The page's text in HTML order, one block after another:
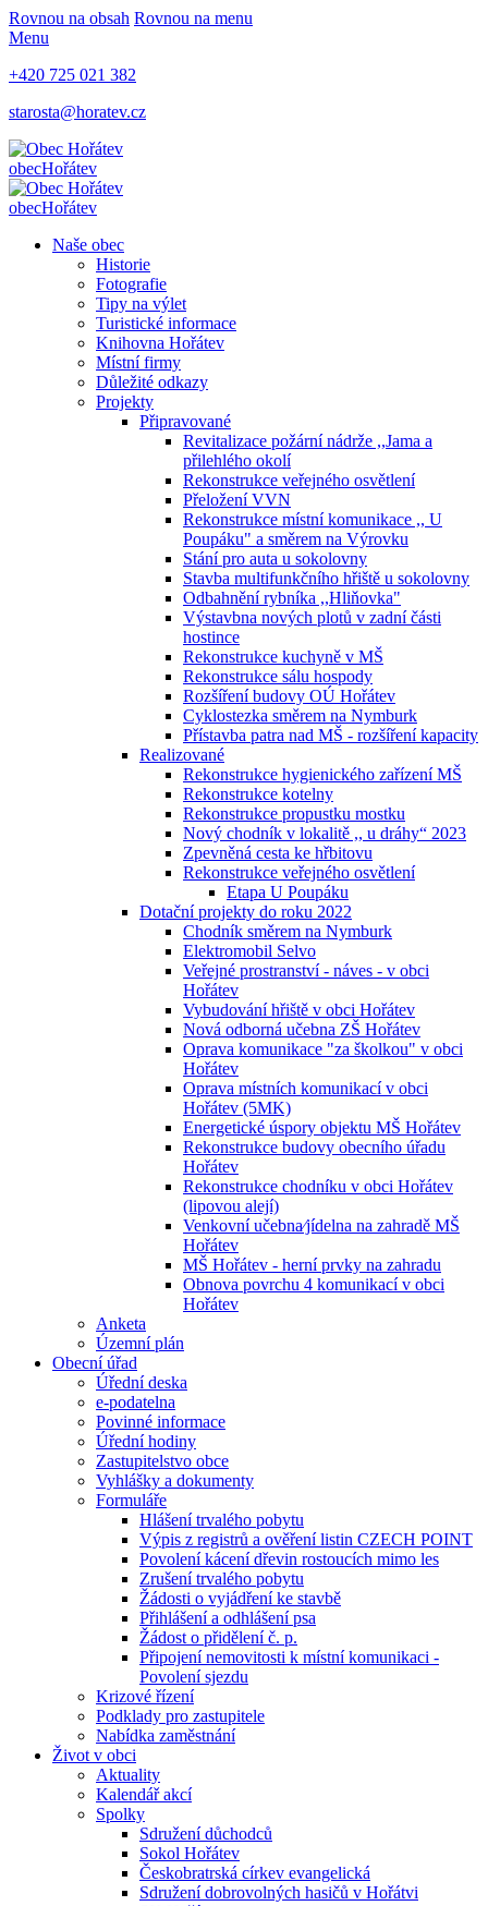
Rovnou na obsah Rovnou na menu
Menu
+420 725 021 382
starosta@horatev.cz
obecHořátev
obecHořátev
Naše obec
Historie
Fotografie
Tipy na výlet
Turistické informace
Knihovna Hořátev
Místní firmy
Důležité odkazy
Projekty
Připravované
Revitalizace požární nádrže ,,Jama a
přilehlého okolí
Rekonstrukce veřejného osvětlení
Přeložení VVN
Rekonstrukce místní komunikace ,, U
Poupáku" a směrem na Výrovku
Stání pro auta u sokolovny
Stavba multifunkčního hřiště u sokolovny
Odbahnění rybníka ,,Hliňovka"
Výstavbna nových plotů v zadní části
hostince
Rekonstrukce kuchyně v MŠ
Rekonstrukce sálu hospody
Rozšíření budovy OÚ Hořátev
Cyklostezka směrem na Nymburk
Přístavba patra nad MŠ - rozšíření kapacity
Realizované
Rekonstrukce hygienického zařízení MŠ
Rekonstrukce kotelny
Rekonstrukce propustku mostku
Nový chodník v lokalitě ,, u dráhy“ 2023
Zpevněná cesta ke hřbitovu
Rekonstrukce veřejného osvětlení
Etapa U Poupáku
Dotační projekty do roku 2022
Chodník směrem na Nymburk
Elektromobil Selvo
Veřejné prostranství - náves - v obci
Hořátev
Vybudování hřiště v obci Hořátev
Nová odborná učebna ZŠ Hořátev
Oprava komunikace "za školkou" v obci
Hořátev
Oprava místních komunikací v obci
Hořátev (5MK)
Energetické úspory objektu MŠ Hořátev
Rekonstrukce budovy obecního úřadu
Hořátev
Rekonstrukce chodníku v obci Hořátev
(lipovou alejí)
Venkovní učebna⁄jídelna na zahradě MŠ
Hořátev
MŠ Hořátev - herní prvky na zahradu
Obnova povrchu 4 komunikací v obci
Hořátev
Anketa
Územní plán
Obecní úřad
Úřední deska
e-podatelna
Povinné informace
Úřední hodiny
Zastupitelstvo obce
Vyhlášky a dokumenty
Formuláře
Hlášení trvalého pobytu
Výpis z registrů a ověření listin CZECH POINT
Povolení kácení dřevin rostoucích mimo les
Zrušení trvalého pobytu
Žádosti o vyjádření ke stavbě
Přihlášení a odhlášení psa
Žádost o přidělení č. p.
Připojení nemovitosti k místní komunikaci -
Povolení sjezdu
Krizové řízení
Podklady pro zastupitele
Nabídka zaměstnání
Život v obci
Aktuality
Kalendář akcí
Spolky
Sdružení důchodců
Sokol Hořátev
Českobratrská církev evangelická
Sdružení dobrovolných hasičů v Hořátvi